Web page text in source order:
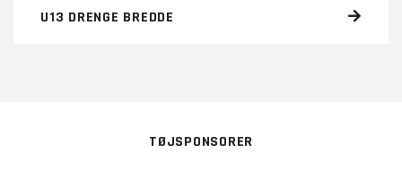
U13 DRENGE BREDDE
TØJSPONSORER